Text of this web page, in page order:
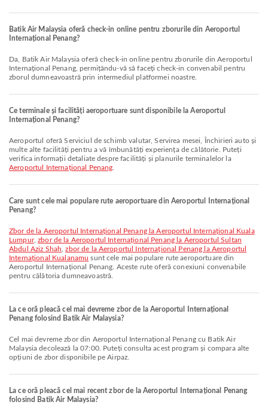
Batik Air Malaysia oferă check-in online pentru zborurile din Aeroportul
Internațional Penang?
Da, Batik Air Malaysia oferă check-in online pentru zborurile din Aeroportul
Internațional Penang, permițându-vă să faceți check-in convenabil pentru
zborul dumneavoastră prin intermediul platformei noastre.
Ce terminale și facilități aeroportuare sunt disponibile la Aeroportul
Internațional Penang?
Aeroportul oferă Serviciul de schimb valutar, Servirea mesei, Închirieri auto și
multe alte facilități pentru a vă îmbunătăți experiența de călătorie. Puteți
verifica informații detaliate despre facilități și planurile terminalelor la
Aeroportul Internațional Penang
Care sunt cele mai populare rute aeroportuare din Aeroportul Internațional
Penang?
zbor de la Aeroportul Internațional Penang la Aeroportul Internațional Kuala
Lumpur,zbor de la Aeroportul Internațional Penang la Aeroportul Sultan
Abdul Aziz Shah ,zbor de la Aeroportul Internațional Penang la Aeroportul
Internațional Kualanamu sunt cele mai populare rute aeroportuare din
Aeroportul Internațional Penang. Aceste rute oferă conexiuni convenabile
pentru călătoria dumneavoastră.
La ce oră pleacă cel mai devreme zbor de la Aeroportul Internațional
Penang folosind Batik Air Malaysia?
Cel mai devreme zbor din Aeroportul Internațional Penang cu Batik Air
Malaysia decolează la 07:00. Puteți consulta acest program și compara alte
opțiuni de zbor disponibile pe Airpaz.
La ce oră pleacă cel mai recent zbor de la Aeroportul Internațional Penang
folosind Batik Air Malaysia?